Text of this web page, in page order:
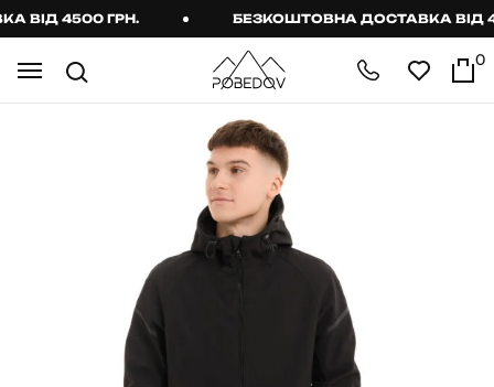
4500 ГРН. БЕЗКОШТОВНА ДОСТАВКА ВІД
0